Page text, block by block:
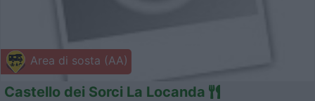
Area di sosta (AA)
Castello dei Sorci La Locanda